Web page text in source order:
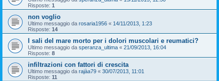
Risposte: 1
non voglio
Ultimo messaggio da rosaria1956 « 14/11/2013, 1:23
Risposte: 14
I sali del mare morto per i dolori muscolari e reumatici?
Ultimo messaggio da speranza_ultima « 21/09/2013, 16:04
Risposte: 8
infiltrazioni con fattori di crescita
Ultimo messaggio da rajàa79 « 30/07/2013, 11:01
Risposte: 11